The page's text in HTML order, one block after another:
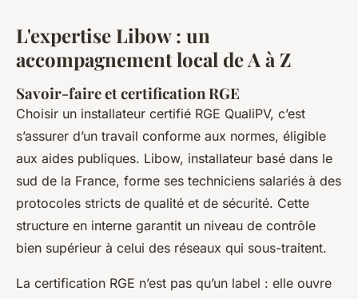
L'expertise Libow : un
accompagnement local de A à Z
Savoir-faire et certification RGE
Choisir un installateur certifié RGE QualiPV, c’est
s’assurer d’un travail conforme aux normes, éligible
aux aides publiques. Libow, installateur basé dans le
sud de la France, forme ses techniciens salariés à des
protocoles stricts de qualité et de sécurité. Cette
structure en interne garantit un niveau de contrôle
bien supérieur à celui des réseaux qui sous-traitent.
La certification RGE n’est pas qu’un label : elle ouvre